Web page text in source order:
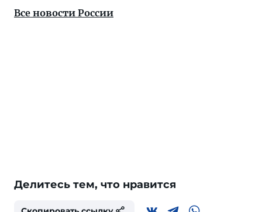
Все новости России
Делитесь тем, что нравится